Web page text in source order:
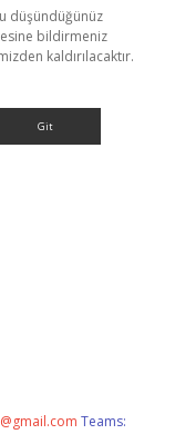
düşündüğünüz
bildirmeniz
kaldırılacaktır.
Teams: